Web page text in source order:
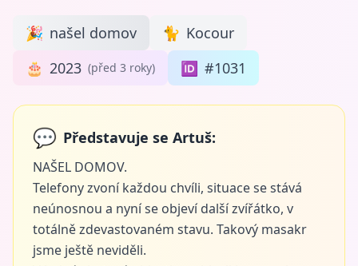
🎉 našel domov 🐈 Kocour
🎂 2023 (před 3 roky) 🆔 #1031
💬 Představuje se Artuš:
NAŠEL DOMOV.
Telefony zvoní každou chvíli, situace se stává
neúnosnou a nyní se objeví další zvířátko, v
totálně zdevastovaném stavu. Takový masakr
jsme ještě neviděli.